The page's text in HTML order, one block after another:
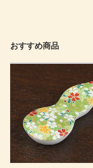
おすすめ商品